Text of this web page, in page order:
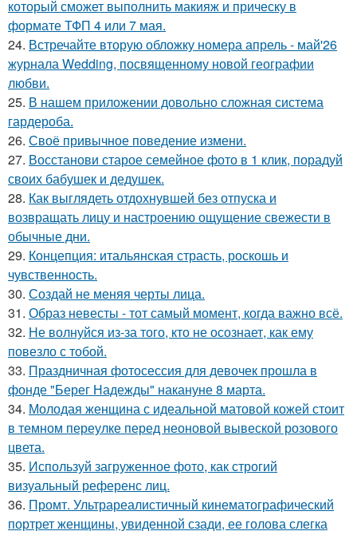
который сможет выполнить макияж и прическу в
формате ТФП 4 или 7 мая.
24. Встречайте вторую обложку номера апрель - май'26
журнала Wedding, посвященному новой географии
любви.
25. В нашем приложении довольно сложная система
гардероба.
26. Своё привычное поведение измени.
27. Восстанови старое семейное фото в 1 клик, порадуй
своих бабушек и дедушек.
28. Как выглядеть отдохнувшей без отпуска и
возвращать лицу и настроению ощущение свежести в
обычные дни.
29. Концепция: итальянская страсть, роскошь и
чувственность.
30. Создай не меняя черты лица.
31. Образ невесты - тот самый момент, когда важно всё.
32. Не волнуйся из-за того, кто не осознает, как ему
повезло с тобой.
33. Праздничная фотосессия для девочек прошла в
фонде "Берег Надежды" накануне 8 марта.
34. Молодая женщина с идеальной матовой кожей стоит
в темном переулке перед неоновой вывеской розового
цвета.
35. Используй загруженное фото, как строгий
визуальный референс лиц.
36. Промт. Ультрареалистичный кинематографический
портрет женщины, увиденной сзади, ее голова слегка